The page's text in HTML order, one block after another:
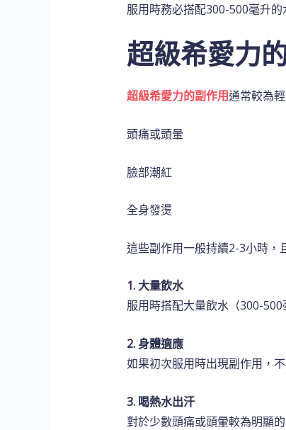
服用時務必搭配300-500毫升
超級希愛力
超級希愛力的副作用通常較為
頭痛或頭暈
臉部潮紅
全身發燙
這些副作用一般持續2-3小時，
1. 大量飲水
服用時搭配大量飲水（300-
2. 身體適應
如果初次服用時出現副作用，
3. 喝熱水出汗
對於少數頭痛或頭暈較為明顯